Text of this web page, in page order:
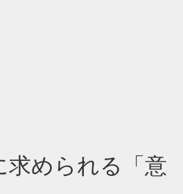
められる「意